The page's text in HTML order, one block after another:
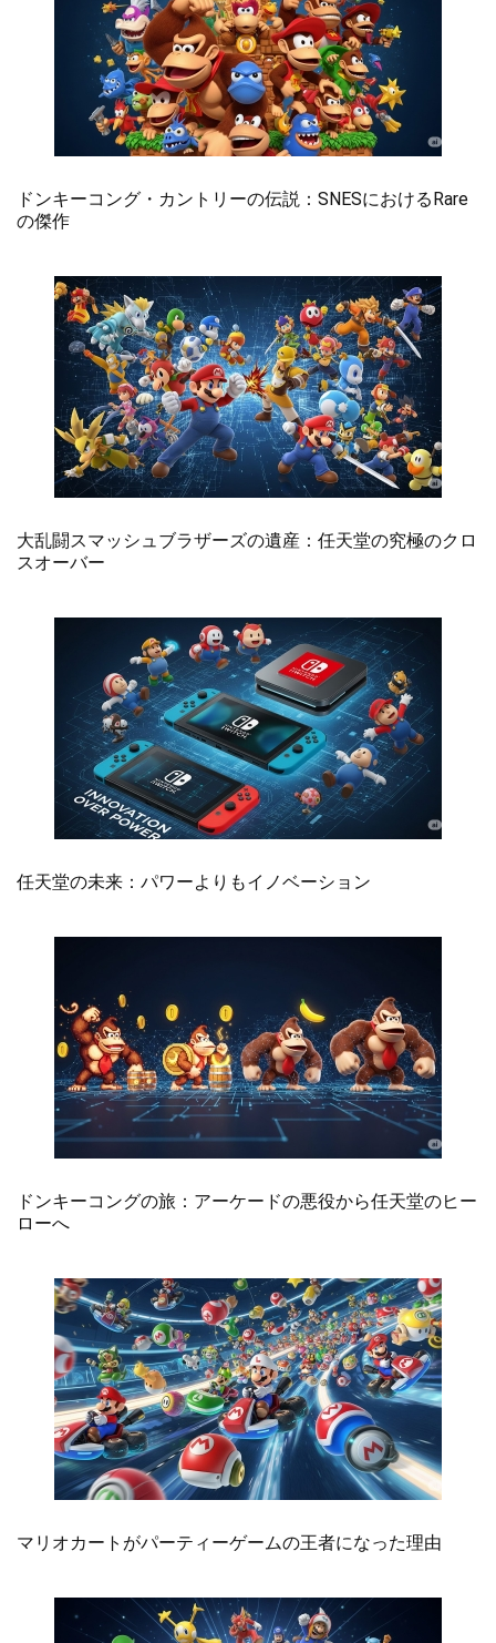
ドンキーコング・カントリーの伝説：SNESにおけるRare
の傑作
大乱闘スマッシュブラザーズの遺産：任天堂の究極のクロ
スオーバー
任天堂の未来：パワーよりもイノベーション
ドンキーコングの旅：アーケードの悪役から任天堂のヒー
ローへ
マリオカートがパーティーゲームの王者になった理由